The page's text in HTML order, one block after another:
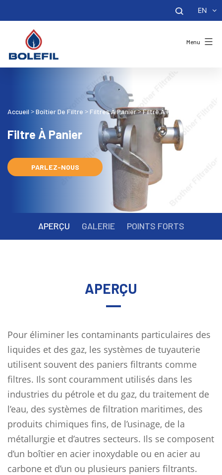
EN
Menu
Accueil >Boîtier De Filtre >Filtres À Panier>Filtre À Panier
Filtre À Panier
PARLEZ-NOUS
APERÇU GALERIE POINTS FORTS
APERÇU
Pour éliminer les contaminants particulaires des
liquides et des gaz, les systèmes de tuyauterie
utilisent souvent des paniers filtrants comme
filtres. Ils sont couramment utilisés dans les
industries du pétrole et du gaz, du traitement de
l’eau, des systèmes de filtration maritimes, des
produits chimiques fins, de l’usinage, de la
métallurgie et d’autres secteurs. Ils se composent
d’un boîtier en acier inoxydable ou en acier au
carbone et d’un ou plusieurs paniers filtrants.